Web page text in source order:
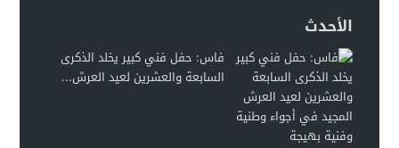
الأحدث
فاس: حفل فني كبير يخلد الذكرى
السابعة والعشرين لعيد العرش...